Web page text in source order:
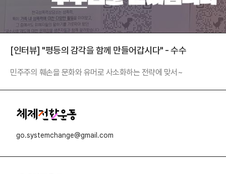
[인터뷰] "평등의 감각을 함께 만들어갑시다" - 수수
민주주의 훼손을 문화와 유머로 사소화하는 전략에 맞서~
go.systemchange@gmail.com